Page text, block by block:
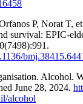
P, Norat T,
survival: EPIC-
Alcohol.
June 28, 2024.
alcohol